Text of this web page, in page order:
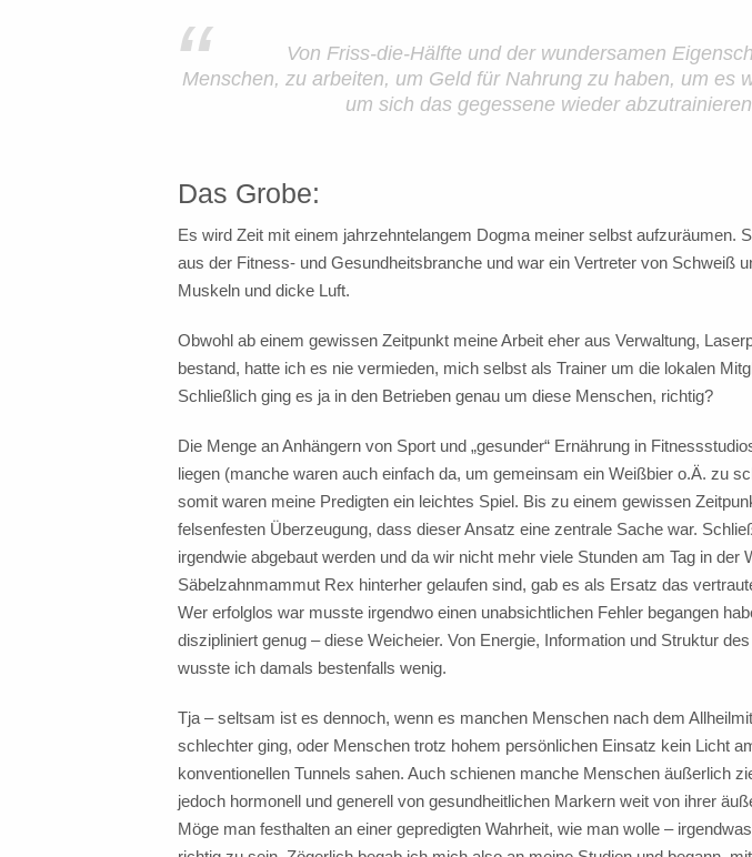
“
Von Friss-die-Hälfte und der wundersamen
Menschen, zu arbeiten, um Geld für Nahrung zu haben, um es
um sich das gegessene wieder
Das Grobe:
Es wird Zeit mit einem jahrzehntelangem Dogma meiner selbst aufzuräumen.
aus der Fitness- und Gesundheitsbranche und war ein Vertreter von Schweiß
Muskeln und dicke Luft.
Obwohl ab einem gewissen Zeitpunkt meine Arbeit eher aus Verwaltung,
bestand, hatte ich es nie vermieden, mich selbst als Trainer um die lokalen
Schließlich ging es ja in den Betrieben genau um diese Menschen, richtig?
Die Menge an Anhängern von Sport und „gesunder“ Ernährung in
liegen (manche waren auch einfach da, um gemeinsam ein Weißbier o.Ä. zu
somit waren meine Predigten ein leichtes Spiel. Bis zu einem gewissen
felsenfesten Überzeugung, dass dieser Ansatz eine zentrale Sache war.
irgendwie abgebaut werden und da wir nicht mehr viele Stunden am Tag in der
Säbelzahnmammut Rex hinterher gelaufen sind, gab es als Ersatz das
Wer erfolglos war musste irgendwo einen unabsichtlichen Fehler begangen
diszipliniert genug – diese Weicheier. Von Energie, Information und Struktur
wusste ich damals bestenfalls wenig.
Tja – seltsam ist es dennoch, wenn es manchen Menschen nach dem
schlechter ging, oder Menschen trotz hohem persönlichen Einsatz kein Licht
konventionellen Tunnels sahen. Auch schienen manche Menschen äußerlich
jedoch hormonell und generell von gesundheitlichen Markern weit von ihrer
Möge man festhalten an einer gepredigten Wahrheit, wie man wolle –